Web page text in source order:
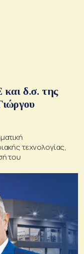
δ.σ. της
τεχνολογίας,
του